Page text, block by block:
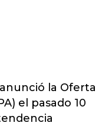
la Oferta
el pasado 10